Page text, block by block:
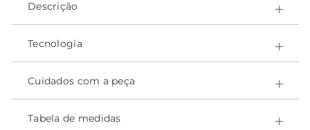
Descrição
ultraleve e oferece um deslize perfeito na água. Tem
Tecnologia
- Tecido leve;
- Ajuste perfeito ao corpo.
Cuidados com a peça
Tabela de medidas